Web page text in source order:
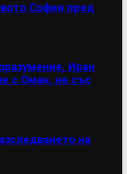
София пред
Иран
с Оман, не със
на